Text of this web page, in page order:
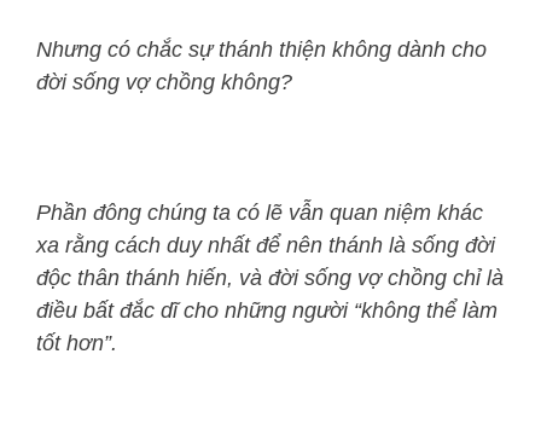
Nhưng có chắc sự thánh thiện không dành cho
đời sống vợ chồng không?
Phần đông chúng ta có lẽ vẫn quan niệm khác
xa rằng cách duy nhất để nên thánh là sống đời
độc thân thánh hiến, và đời sống vợ chồng chỉ là
điều bất đắc dĩ cho những người “không thể làm
tốt hơn”.